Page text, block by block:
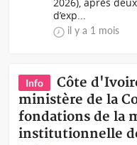
d’exp...
il y a 1 mois
Info
Côte
ministère de la
fondations de la
institutionnelle